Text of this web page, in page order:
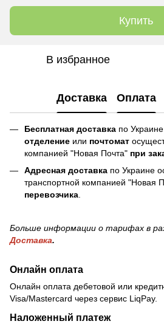
Купить
В избранное
Доставка Оплата
Бесплатная доставка по Украине
отделение или почтомат
компанией "Новая Почта" при
Адресная доставка по Украине
транспортной компанией "Новая
перевозчика
Больше информации о тарифах в
Доставка.
Онлайн оплата
Онлайн оплата дебетовой или
Visa/Mastercard через сервис LiqPay.
Наложенный платеж